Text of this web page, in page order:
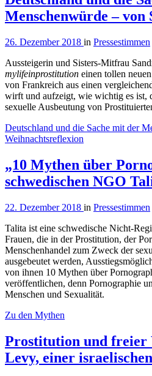
Menschenwürde – von
26. Dezember 2018 in Pressestimmen
Aussteigerin und Sisters-Mitfrau
mylifeinprostitution einen tollen
von Frankreich aus einen
wirft und aufzeigt, wie wichtig es ist,
sexuelle Ausbeutung von
Deutschland und die Sache mit der
Weihnachtsreflexion
„10 Mythen über
schwedischen NGO
22. Dezember 2018 in Pressestimmen
Talita ist eine schwedische Nicht-
Frauen, die in der Prostitution, der
Menschenhandel zum Zweck der
ausgebeutet werden,
von ihnen 10 Mythen über
veröffentlichen, denn Pornographie
Menschen und Sexualität.
Zu den Mythen
Prostitution und freier
Levy, einer